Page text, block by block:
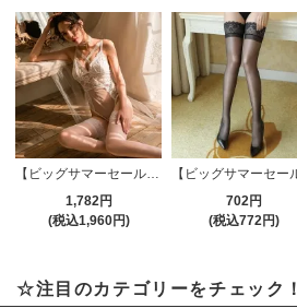
【ビッグサマーセール対象品】セクシーテディ(SEXYTEDDY) 404wt
1,782円
(税込1,960円)
702円
(税込772円)
☆注目のカテゴリーをチェック！